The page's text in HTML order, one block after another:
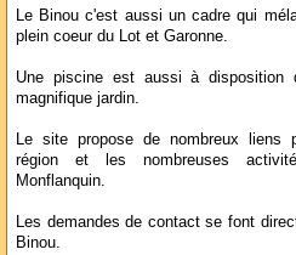
Le Binou c'est aussi un cadre qui
plein coeur du Lot et Garonne.
Une piscine est aussi à disposition
magnifique jardin.
Le site propose de nombreux liens
région et les nombreuses
Monflanquin.
Les demandes de contact se font
Binou.